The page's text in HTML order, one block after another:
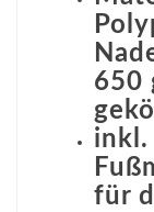
650
inkl.
für